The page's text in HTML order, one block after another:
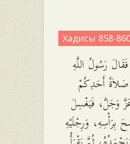
Хадисы 858-
رَسُولُ اللَّهِ
صَلاَةُ أَحَدِكُمْ
وَجَلَّ، فَيَغْسِلَ
بِرَأْسِهِ، وَرِجْلَيْهِ